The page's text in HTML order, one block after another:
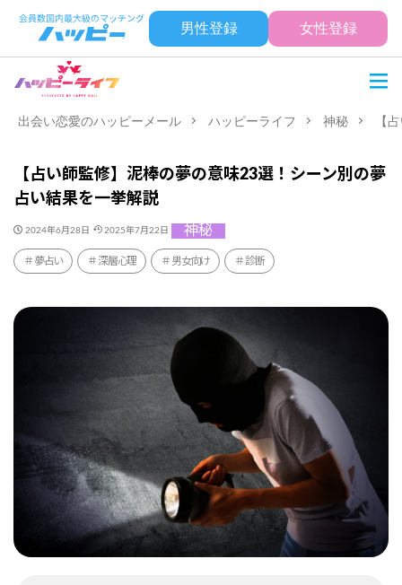
男性登録 女性登録
出会い恋愛のハッピーメール ハッピーライフ 神秘 【
【占い師監修】泥棒の夢の意味23選！シーン別の夢
占い結果を一挙解説
2024年6月28日 2025年7月22日 神秘
夢占い 深層心理 男女向け 診断